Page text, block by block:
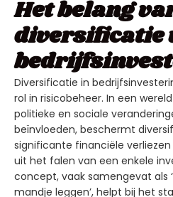
Het belang
diversificatie
Diversificatie in
rol in risicobeheer. In een
politieke en sociale
beïnvloeden, beschermt
significante financiële
uit het falen van een enkele
concept, vaak samengevat als
mandje leggen’, helpt bij het